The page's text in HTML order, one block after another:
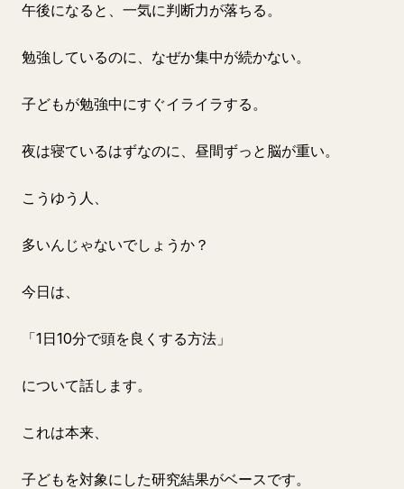
午後になると、一気に判断力が落ちる。
勉強しているのに、なぜか集中が続かない。
子どもが勉強中にすぐイライラする。
夜は寝ているはずなのに、昼間ずっと脳が重い。
こうゆう人、
多いんじゃないでしょうか？
今日は、
「1日10分で頭を良くする方法」
について話します。
これは本来、
子どもを対象にした研究結果がベースです。